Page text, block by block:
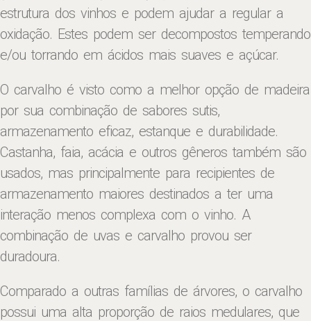
estrutura dos vinhos e podem ajudar a regular a
oxidação. Estes podem ser decompostos temperando
e/ou torrando em ácidos mais suaves e açúcar.
O carvalho é visto como a melhor opção de madeira
por sua combinação de sabores sutis,
armazenamento eficaz, estanque e durabilidade.
Castanha, faia, acácia e outros gêneros também são
usados, mas principalmente para recipientes de
armazenamento maiores destinados a ter uma
interação menos complexa com o vinho. A
combinação de uvas e carvalho provou ser
duradoura.
Comparado a outras famílias de árvores, o carvalho
possui uma alta proporção de raios medulares, que